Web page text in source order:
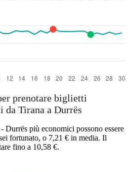
prenotare biglietti
da Tirana a Durrës
Durrës più economici possono essere
fortunato, o 7,21 € in media. Il
fino a 10,58 €.